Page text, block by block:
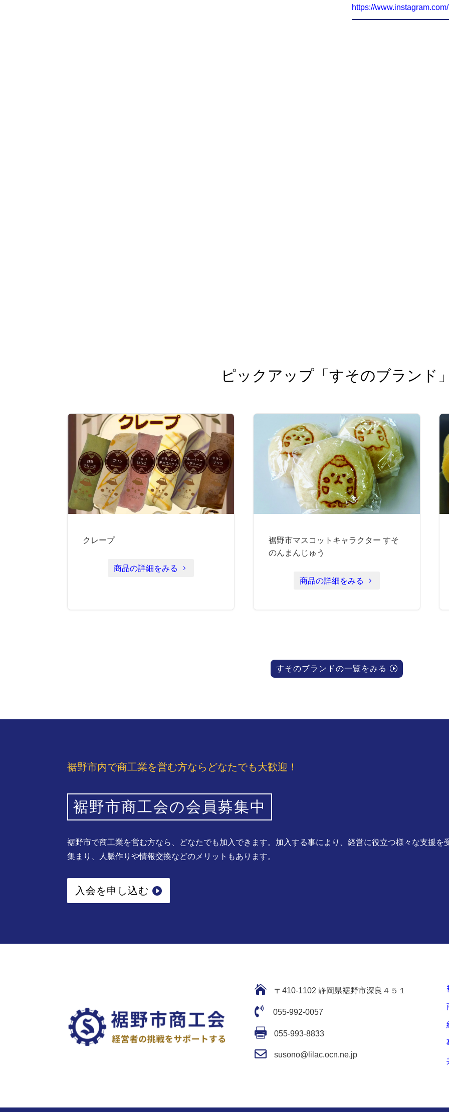
https://
ピックアップ「すそのブランド
クレープ
商品の詳細をみる
裾野市マスコットキャラクター すそ
のんまんじゅう
商品の詳細をみる
すそのブランドの一覧をみる
裾野市内で商工業を営む方ならどなたでも大歓迎！
裾野市商工会の会員募集中
裾野市で商工業を営む方なら、どなたでも加入できます。加入する事により、経営に役立つ様々な支援
集まり、人脈作りや情報交換などのメリットもあります。
入会を申し込む
 〒410-1102 静岡県裾野市深良４５１
 055-992-0057
 055-993-8833
 susono@lilac.ocn.ne.jp